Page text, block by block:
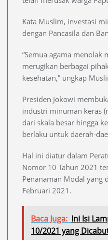
Kata Muslim, investasi
dengan Pancasila dan
“Semua agama menolak
merugikan berbagai
kesehatan,” ungkap
Presiden Jokowi
industri minuman keras
dari skala besar hingga
berlaku untuk daerah-
Hal ini diatur dalam
Nomor 10 Tahun 2021
Penanaman Modal yang
Februari 2021.
Baca Juga: Ini Isi
10/2021 yang